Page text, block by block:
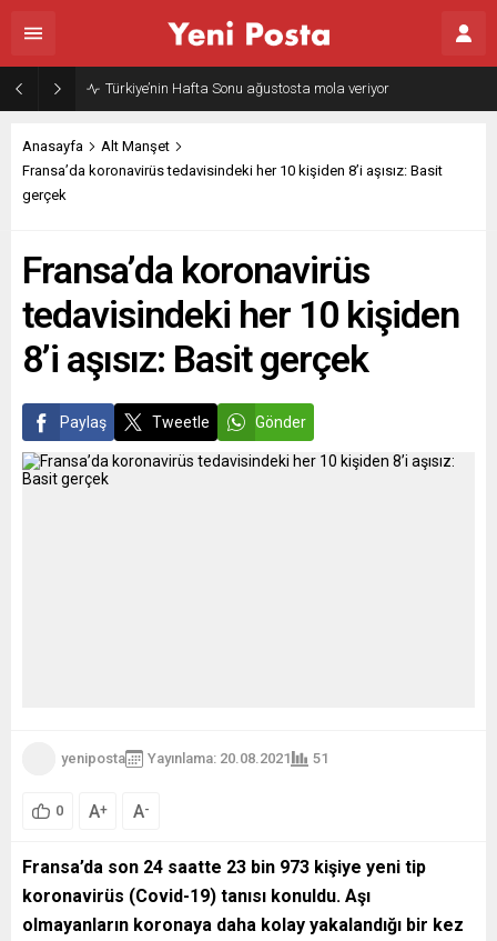
Türkiye’nin Hafta Sonu ağustosta mola veriyor
Anasayfa
Alt Manşet
Fransa’da koronavirüs tedavisindeki her 10 kişiden 8’i aşısız: Basit
gerçek
Fransa’da koronavirüs
tedavisindeki her 10 kişiden
8’i aşısız: Basit gerçek
Paylaş Tweetle Gönder
yeniposta Yayınlama: 20.08.2021 51
0 A+ A-
Fransa’da son 24 saatte 23 bin 973 kişiye yeni tip
koronavirüs (Covid-19) tanısı konuldu. Aşı
olmayanların koronaya daha kolay yakalandığı bir kez